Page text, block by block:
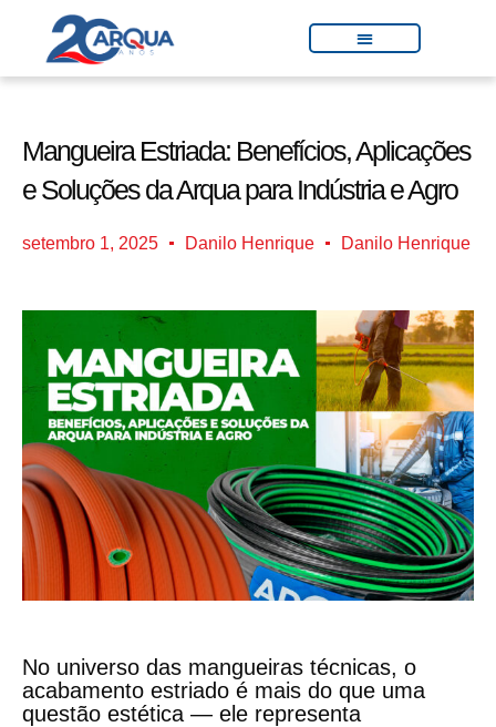
Mangueira Estriada: Benefícios, Aplicações
e Soluções da Arqua para Indústria e Agro
setembro 1, 2025 Danilo Henrique Danilo Henrique
No universo das mangueiras técnicas, o
acabamento estriado é mais do que uma
questão estética — ele representa